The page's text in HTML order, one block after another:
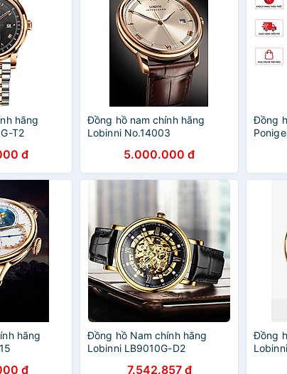
hãng
T2
đ
Đồng hồ nam chính hãng
Lobinni No.14003
5.000.000 đ
Đồng
hãng
đ
Đồng hồ Nam chính hãng
Lobinni LB9010G-D2
7.542.857 đ
Đồng